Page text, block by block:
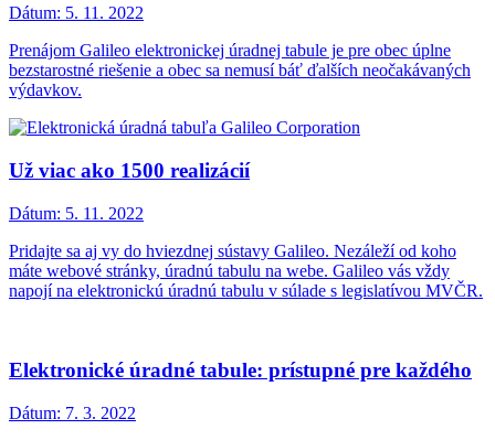
Dátum: 5. 11. 2022
Prenájom Galileo elektronickej úradnej tabule je pre obec úplne
bezstarostné riešenie a obec sa nemusí báť ďalších neočakávaných
výdavkov.
Už viac ako 1500 realizácií
Dátum: 5. 11. 2022
Pridajte sa aj vy do hviezdnej sústavy Galileo. Nezáleží od koho
máte webové stránky, úradnú tabulu na webe. Galileo vás vždy
napojí na elektronickú úradnú tabulu v súlade s legislatívou MVČR.
Elektronické úradné tabule: prístupné pre každého
Dátum: 7. 3. 2022